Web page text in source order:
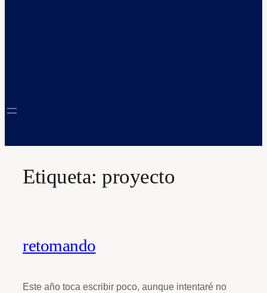
Etiqueta: proyecto
retomando
Este año toca escribir poco, aunque intentaré no